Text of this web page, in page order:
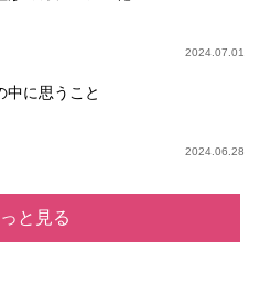
2024.07.01
中に思うこと
2024.06.28
と見る